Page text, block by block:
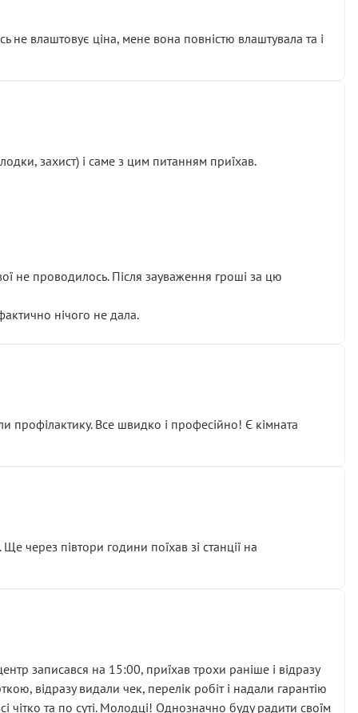
не влаштовує ціна, мене вона повністю влаштувала та і
захист) і саме з цим питанням приїхав.
не проводилось. Після зауваження гроші за цю
нічого не дала.
декілька гайок під лобовим склом. Мені
та бажання повертатися.
профілактику. Все швидко і професійно! Є кімната
через півтори години поїхав зі станції на
записався на 15:00, приїхав трохи раніше і відразу
відразу видали чек, перелік робіт і надали гарантію
та по суті. Молодці! Однозначно буду радити своїм